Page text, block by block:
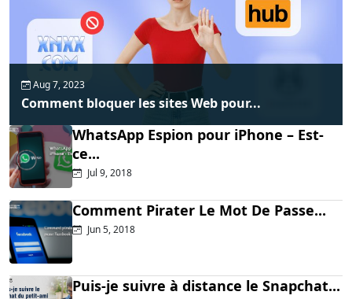
Aug 7, 2023
Comment bloquer les sites Web pour...
WhatsApp Espion pour iPhone – Est-
ce...
Jul 9, 2018
Comment Pirater Le Mot De Passe...
Jun 5, 2018
Puis-je suivre à distance le Snapchat...